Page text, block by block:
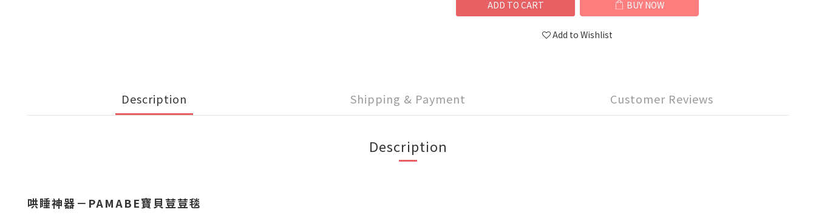
ADD TO CART BUY NOW
Add to Wishlist
Description Shipping & Payment Customer Reviews
Description
哄睡神器－PAMABE寶貝荳荳毯